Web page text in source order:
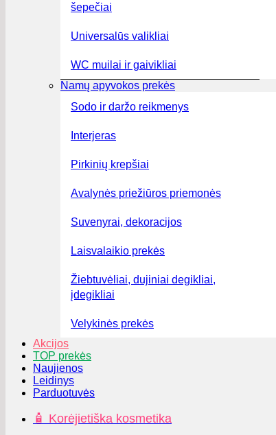
šepečiai
Universalūs valikliai
WC muilai ir gaivikliai
Namų apyvokos prekės
Sodo ir daržo reikmenys
Interjeras
Pirkinių krepšiai
Avalynės priežiūros priemonės
Suvenyrai, dekoracijos
Laisvalaikio prekės
Žiebtuvėliai, dujiniai degikliai,
įdegikliai
Velykinės prekės
Akcijos
TOP prekės
Naujienos
Leidinys
Parduotuvės
🧴 Korėjietiška kosmetika